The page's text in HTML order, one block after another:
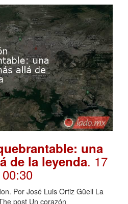
una
de la leyenda. 17
Por José Luis Ortiz Güell La
post Un corazón